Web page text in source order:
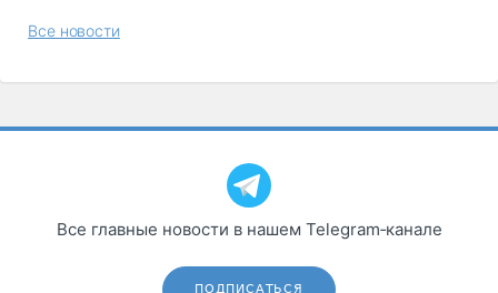
Все новости
Все главные новости в нашем Telegram‑канале
ПОДПИСАТЬСЯ